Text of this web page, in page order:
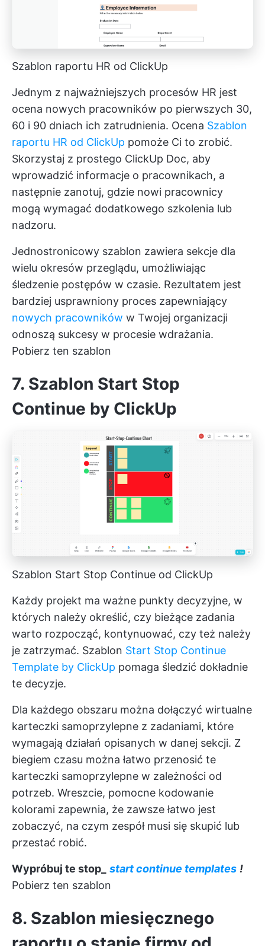
Szablon raportu HR od ClickUp
Jednym z najważniejszych procesów HR jest
ocena nowych pracowników po pierwszych 30,
60 i 90 dniach ich zatrudnienia. Ocena Szablon
raportu HR od ClickUp pomoże Ci to zrobić.
Skorzystaj z prostego ClickUp Doc, aby
wprowadzić informacje o pracownikach, a
następnie zanotuj, gdzie nowi pracownicy
mogą wymagać dodatkowego szkolenia lub
nadzoru.
Jednostronicowy szablon zawiera sekcje dla
wielu okresów przeglądu, umożliwiając
śledzenie postępów w czasie. Rezultatem jest
bardziej usprawniony proces zapewniający
nowych pracowników w Twojej organizacji
odnoszą sukcesy w procesie wdrażania.
Pobierz ten szablon
7. Szablon Start Stop
Continue by ClickUp
Szablon Start Stop Continue od ClickUp
Każdy projekt ma ważne punkty decyzyjne, w
których należy określić, czy bieżące zadania
warto rozpocząć, kontynuować, czy też należy
je zatrzymać. Szablon Start Stop Continue
Template by ClickUp pomaga śledzić dokładnie
te decyzje.
Dla każdego obszaru można dołączyć wirtualne
karteczki samoprzylepne z zadaniami, które
wymagają działań opisanych w danej sekcji. Z
biegiem czasu można łatwo przenosić te
karteczki samoprzylepne w zależności od
potrzeb. Wreszcie, pomocne kodowanie
kolorami zapewnia, że zawsze łatwo jest
zobaczyć, na czym zespół musi się skupić lub
przestać robić.
Wypróbuj te stop_ start continue templates !
Pobierz ten szablon
8. Szablon miesięcznego